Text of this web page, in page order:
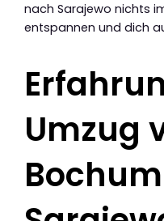
nach Sarajewo nichts
entspannen und dich
Umzug